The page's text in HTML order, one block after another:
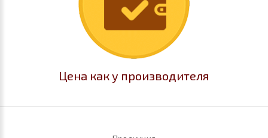
Цена как у производителя